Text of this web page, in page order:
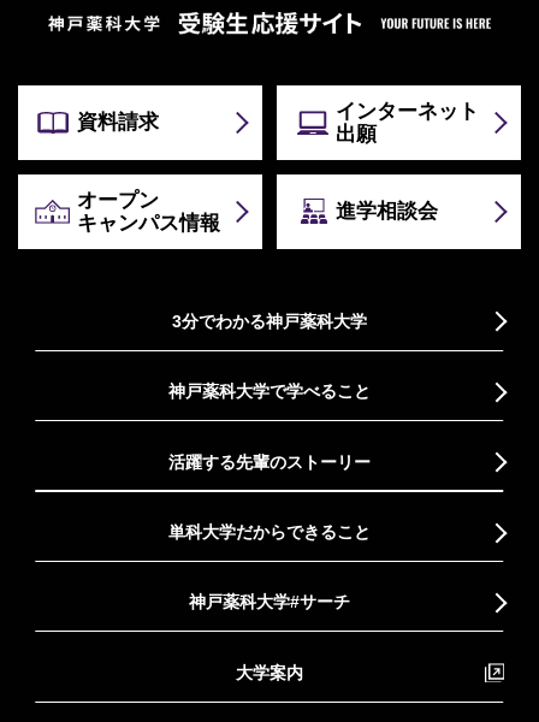
資料請求
インターネット
出願
オープン
キャンパス情報
進学相談会
3分でわかる神戸薬科大学
神戸薬科大学で学べること
活躍する先輩のストーリー
単科大学だからできること
神戸薬科大学#サーチ
大学案内